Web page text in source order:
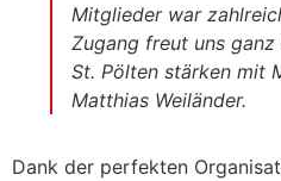
Mitglieder war
Zugang freut uns ganz
St. Pölten stärken mit
Matthias Weiländer.
Dank der perfekten